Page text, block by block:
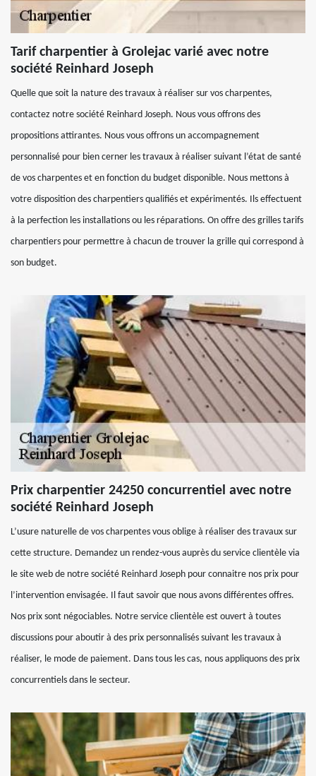
Tarif charpentier à Grolejac varié avec notre
société Reinhard Joseph
Quelle que soit la nature des travaux à réaliser sur vos charpentes,
contactez notre société Reinhard Joseph. Nous vous offrons des
propositions attirantes. Nous vous offrons un accompagnement
personnalisé pour bien cerner les travaux à réaliser suivant l’état de santé
de vos charpentes et en fonction du budget disponible. Nous mettons à
votre disposition des charpentiers qualifiés et expérimentés. Ils effectuent
à la perfection les installations ou les réparations. On offre des grilles tarifs
charpentiers pour permettre à chacun de trouver la grille qui correspond à
son budget.
Prix charpentier 24250 concurrentiel avec notre
société Reinhard Joseph
L’usure naturelle de vos charpentes vous oblige à réaliser des travaux sur
cette structure. Demandez un rendez-vous auprès du service clientèle via
le site web de notre société Reinhard Joseph pour connaitre nos prix pour
l’intervention envisagée. Il faut savoir que nous avons différentes offres.
Nos prix sont négociables. Notre service clientèle est ouvert à toutes
discussions pour aboutir à des prix personnalisés suivant les travaux à
réaliser, le mode de paiement. Dans tous les cas, nous appliquons des prix
concurrentiels dans le secteur.